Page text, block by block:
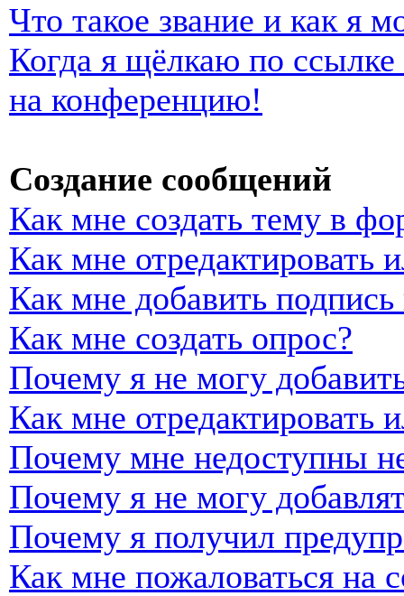
Что такое звание и как я
Когда я щёлкаю по
на конференцию!
Создание сообщений
Как мне создать тему в
Как мне отредактировать
Как мне добавить
Как мне создать опрос?
Почему я не могу
Как мне отредактировать
Почему мне недоступны
Почему я не могу
Почему я получил
Как мне пожаловаться на